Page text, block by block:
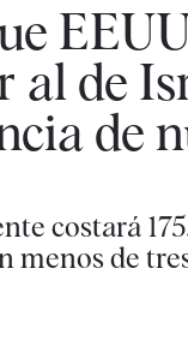
de
de
costará
menos de